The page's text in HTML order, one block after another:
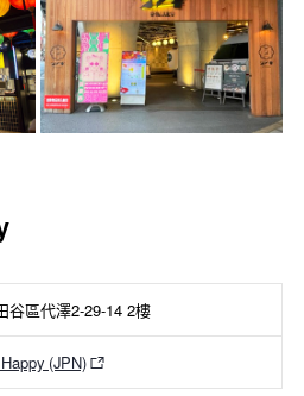
谷區代澤2-29-14 2樓
(JPN)